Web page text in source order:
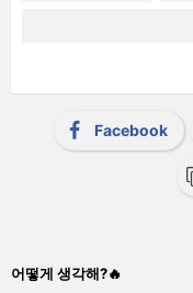
Facebook
어떻게 생각해?🔥